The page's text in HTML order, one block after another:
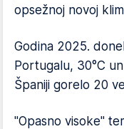
opsežnoj novoj
Godina 2025.
Portugalu, 30°C
Španiji gorelo 20
"Opasno visoke"